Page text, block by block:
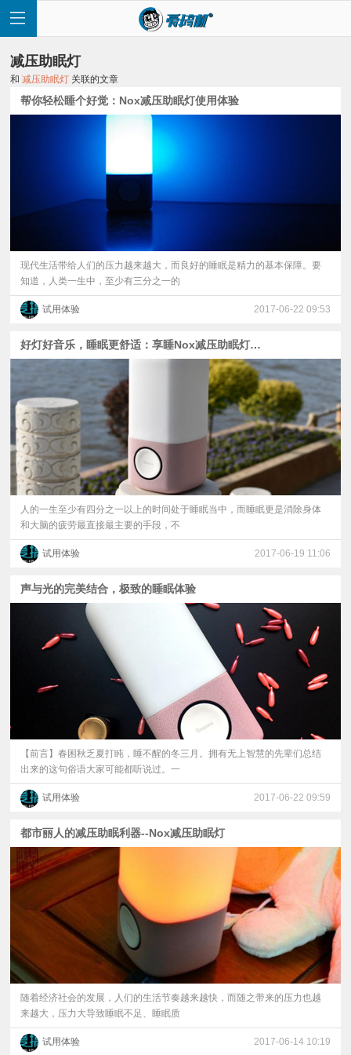
快
讯
评
测
视
频
科
普
减压助眠灯
和减压助眠灯 关联的文章
帮你轻松睡个好觉：Nox减压助眠灯使用体验
现代生活带给人们的压力越来越大，而良好的睡眠是精力的基本保障。要
知道，人类一生中，至少有三分之一的
试用体验 2017-06-22 09:53
好灯好音乐，睡眠更舒适：享睡Nox减压助眠灯入睡体验
人的一生至少有四分之一以上的时间处于睡眠当中，而睡眠更是消除身体
和大脑的疲劳最直接最主要的手段，不
试用体验 2017-06-19 11:06
声与光的完美结合，极致的睡眠体验
【前言】春困秋乏夏打盹，睡不醒的冬三月。拥有无上智慧的先辈们总结
出来的这句俗语大家可能都听说过。一
试用体验 2017-06-22 09:59
都市丽人的减压助眠利器--Nox减压助眠灯
随着经济社会的发展，人们的生活节奏越来越快，而随之带来的压力也越
来越大，压力大导致睡眠不足、睡眠质
试用体验 2017-06-14 10:19